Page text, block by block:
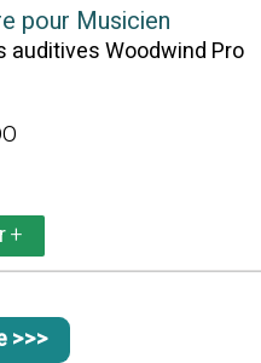
pour Musicien
auditives Woodwind Pro
+
>>>